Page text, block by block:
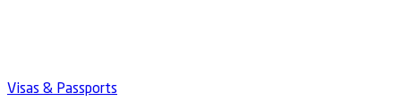
Visas & Passports